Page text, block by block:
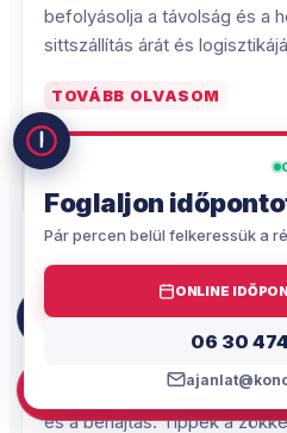
06 30
befolyásolja a távolság és a
sittszállítás árát és
TOVÁBB OLVASOM
TUDÁSBÁZIS
2026.05.26.
Sittszállítás
Küzdelem a szűk
A belvárosi felújítás
és a behajtás. Tippek a
Foglaljon
Pár percen belül felkeressük a
ONLINE
06 30